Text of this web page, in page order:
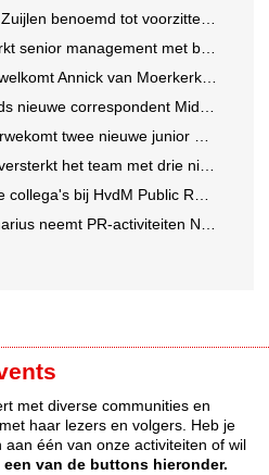
tot voorzitter Raad van Toezicht Eye Filmmuseum
met benoeming Markus Harder tot CFO
van Moerkerk als Junior PR-Consultant
correspondent Midden-Oosten voor RTL Nieuws
twee nieuwe junior pr-adviseurs
het team met drie nieuwe specialisten
bij HvdM Public Relations
PR-activiteiten NIO & firefly over van Mark Heiligers
met diverse communities en
haar lezers en volgers. Heb je
één van onze activiteiten of wil
een van de buttons hieronder.